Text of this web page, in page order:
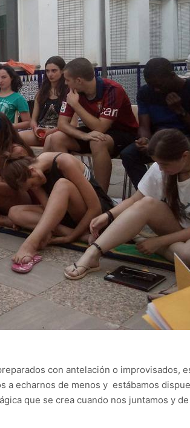
con antelación o improvisados,
a echarnos de menos y estábamos
que se crea cuando nos juntamos y